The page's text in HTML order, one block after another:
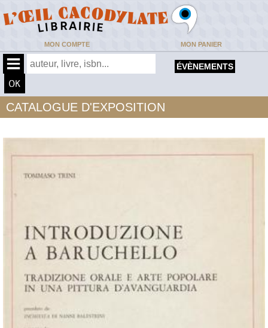
MON COMPTE MON PANIER
ÉVÈNEMENTS
CATALOGUE D'EXPOSITION